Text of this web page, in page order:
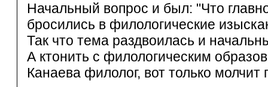
Начальный вопрос и был: "Что
бросились в филологические
Так что тема раздвоилась и
А ктонить с филологическим
Канаева филолог, вот только молчит